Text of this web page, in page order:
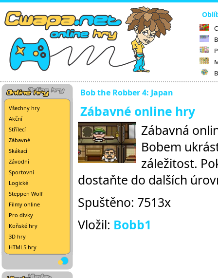
Všechny hry
Akční
Střílecí
Zábavné
Skákací
Závodní
Sportovní
Logické
Steppen Wolf
Filmy online
Pro dívky
Koňské hry
3D hry
HTML5 hry
Bob the Robber 4: Japan
Zábavné online hry
Zábavná
Bobem
záležitost.
dostaňte do dalších
Spuštěno: 7513x
Vložil: Bobb1